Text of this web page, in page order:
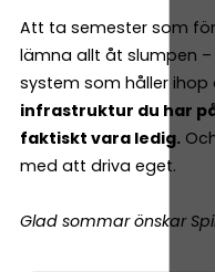
Att ta semester som
lämna allt åt slumpen
system som håller ihop
infrastruktur du har
faktiskt vara ledig.
med att driva eget.
Glad sommar önskar